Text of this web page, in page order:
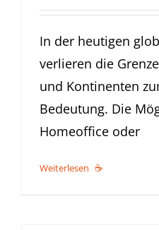
In der heutigen
verlieren die
und Kontinenten
Bedeutung. Die
Homeoffice oder
Weiterlesen